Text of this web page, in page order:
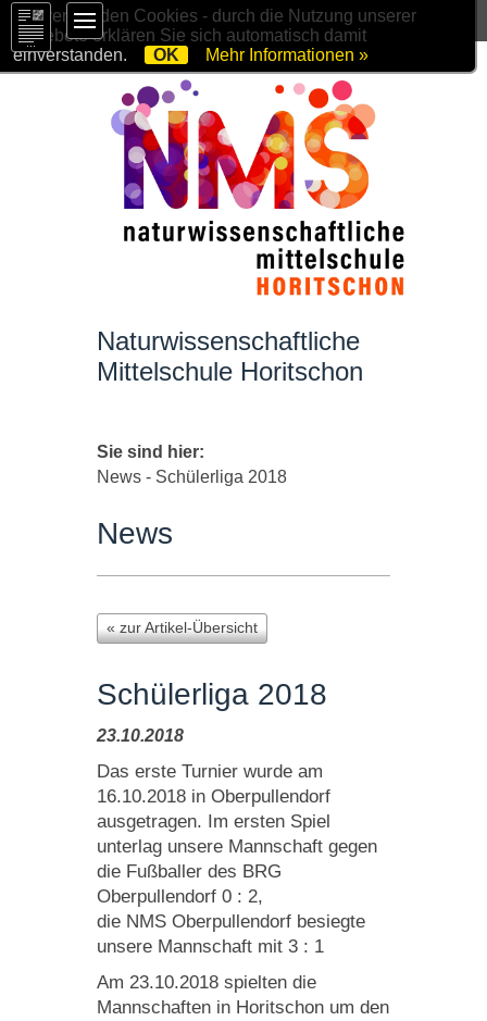
Naturwissenschaftliche
Mittelschule Horitschon
Sie sind hier:
News - Schülerliga 2018
News
« zur Artikel-Übersicht
Schülerliga 2018
23.10.2018
Das erste Turnier wurde am
16.10.2018 in Oberpullendorf
ausgetragen. Im ersten Spiel
unterlag unsere Mannschaft gegen
die Fußballer des BRG
Oberpullendorf 0 : 2,
die NMS Oberpullendorf besiegte
unsere Mannschaft mit 3 : 1
Am 23.10.2018 spielten die
Mannschaften in Horitschon um den
Wir verwenden Cookies - durch die Nutzung unserer
Angebote erklären Sie sich automatisch damit
einverstanden.
OK Mehr Informationen »